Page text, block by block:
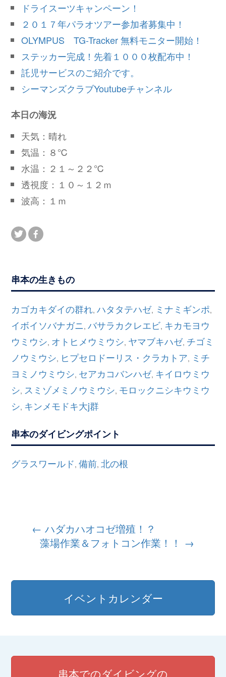
ドライスーツキャンペーン！
２０１７年パラオツアー参加者募集中！
OLYMPUS TG-Tracker 無料モニター開始！
ステッカー完成！先着１０００枚配布中！
託児サービスのご紹介です。
シーマンズクラブYoutubeチャンネル
本日の海況
天気：晴れ
気温：８℃
水温：２１～２２℃
透視度：１０～１２ｍ
波高：１ｍ
串本の生きもの
カゴカキダイの群れ,ハタタテハゼ, ミナミギンポ,
イボイソバナガニ,バサラカクレエビ, キカモヨウ
ウミウシ, オトヒメウミウシ, ヤマブキハゼ, チゴミ
ノウミウシ, ヒプセロドーリス・クラカトア, ミチ
ヨミノウミウシ, セアカコバンハゼ, キイロウミウ
シ, スミゾメミノウミウシ, モロックニシキウミウ
シ, キンメモドキ大j群
串本のダイビングポイント
グラスワールド,備前,北の根
ビ
ゲ
シ
← ハダカハオコゼ増殖！？
藻場作業＆フォトコン作業！！ →
イベントカレンダー
串本でのダイビングの